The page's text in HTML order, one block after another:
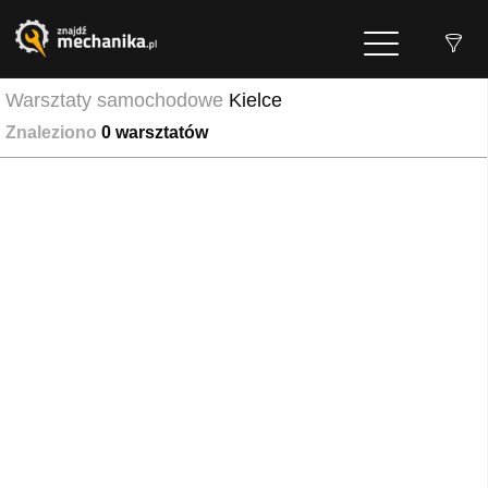
Warsztaty samochodowe Kielce
Znaleziono 0 warsztatów